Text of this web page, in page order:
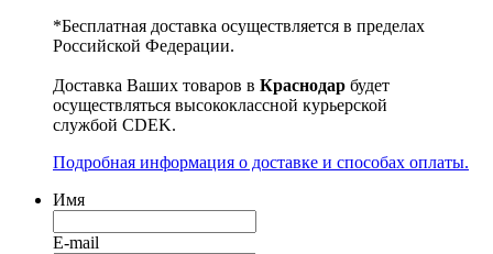
*Бесплатная доставка осуществляется в пределах
Российской Федерации.
Доставка Ваших товаров в Краснодар будет
осуществляться высококлассной курьерской
службой CDEK.
Подробная информация о доставке и способах оплаты.
Имя
E-mail